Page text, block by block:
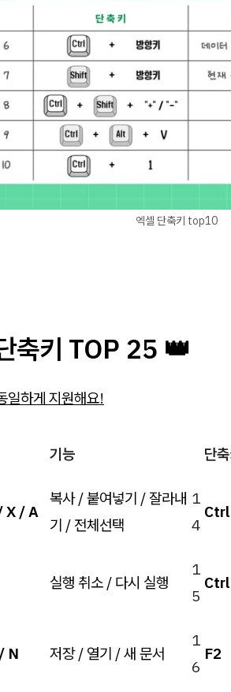
엑셀 단축키 top10
축키 TOP 25 👑
하게 지원해요!
기능 단축
X / A
복사 / 붙여넣기 / 잘라내
기 / 전체선택
1
4
Ctrl
실행 취소 / 다시 실행
1
5
N 저장 / 열기 / 새 문서
1
6
F2